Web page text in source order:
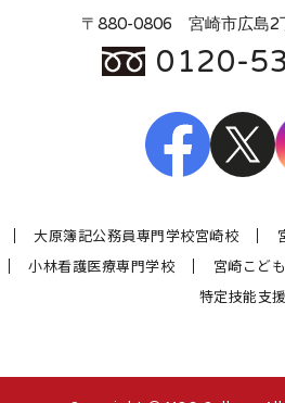
〒880-0806 宮崎市広島2
0120-
大原簿記公務員専門学校宮崎校
小林看護医療専門学校
宮崎こど
特定技能支援